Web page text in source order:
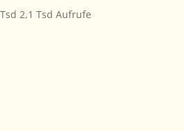
2,1 Tsd Aufrufe